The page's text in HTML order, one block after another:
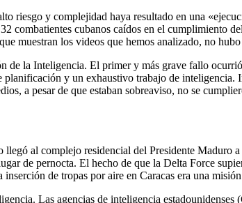
riesgo y complejidad haya resultado en una
combatientes cubanos caídos en el cumplimiento
muestran los videos que hemos analizado, no
de la Inteligencia. El primer y más grave fallo
y un exhaustivo trabajo de inteligencia.
a pesar de que estaban sobreaviso, no se
llegó al complejo residencial del Presidente
de pernocta. El hecho de que la Delta Force
de tropas por aire en Caracas era una
Las agencias de inteligencia